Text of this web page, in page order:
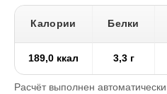
Калории Белки
189,0 ккал 3,3 г
Расчёт выполнен